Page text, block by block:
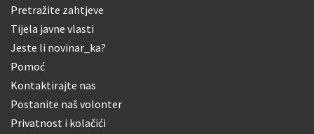
Pretražite zahtjeve
Tijela javne vlasti
Jeste li novinar_ka?
Pomoć
Kontaktirajte nas
Postanite naš volonter
Privatnost i kolačići